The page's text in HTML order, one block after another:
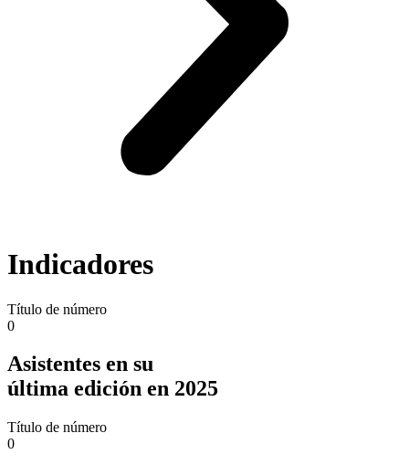
Indicadores
Título de número
0
Asistentes en su
última edición en 2025
Título de número
0